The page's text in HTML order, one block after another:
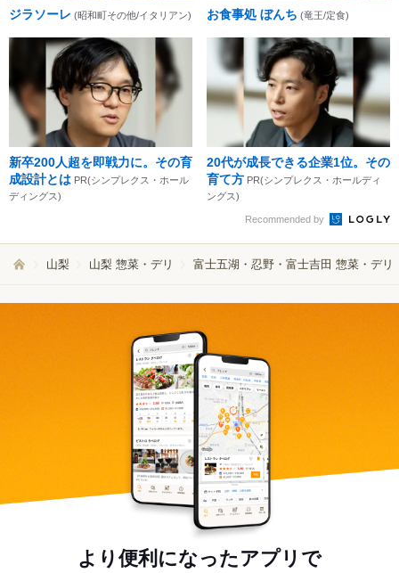
ジラソーレ (昭和町その他/イタリアン) お食事処 ぼんち (竜王/定食)
新卒200人超を即戦力に。その育
成設計とは PR(シンプレクス・ホール
ディングス)
20代が成長できる企業1位。その
育て方 PR(シンプレクス・ホールディ
ングス)
Recommended by
山梨 山梨 惣菜・デリ 富士五湖・忍野・富士吉田 惣菜・デリ
より便利になったアプリで